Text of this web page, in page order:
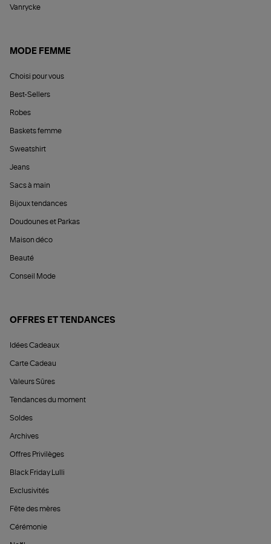
Vanrycke
MODE FEMME
Choisi pour vous
Best-Sellers
Robes
Baskets femme
Sweatshirt
Jeans
Sacs à main
Bijoux tendances
Doudounes et Parkas
Maison déco
Beauté
Conseil Mode
OFFRES ET TENDANCES
Idées Cadeaux
Carte Cadeau
Valeurs Sûres
Tendances du moment
Soldes
Archives
Offres Privilèges
Black Friday Lulli
Exclusivités
Fête des mères
Cérémonie